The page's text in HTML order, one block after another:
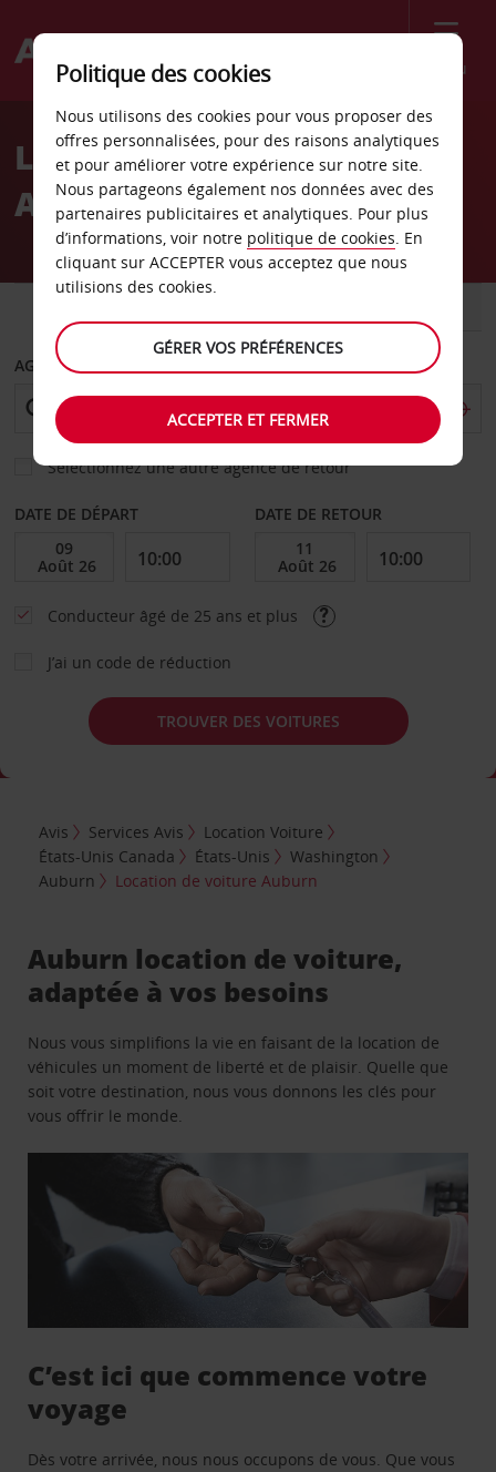
Menu
Welcome
AvisLocation de voiture
Auburn
AGENCE DE DÉPART
Sélectionnez une autre agence de retour
DATE DE DÉPART DATE DE RETOUR
Conducteur âgé de 25 ans et plus
J’ai un code de réduction
TROUVER DES VOITURES
Avis Services Avis
Location Voiture
États-Unis Canada
États-Unis
Washington
Auburn
Location de voiture Auburn
Auburn location de voiture,
adaptée à vos besoins
Nous vous simplifions la vie en faisant de la location de
véhicules un moment de liberté et de plaisir. Quelle que
soit votre destination, nous vous donnons les clés pour
vous offrir le monde.
C’est ici que commence votre
voyage
Dès votre arrivée, nous nous occupons de vous. Que vous
Politique des cookies
Nous utilisons des cookies pour vous proposer des
offres personnalisées, pour des raisons analytiques
et pour améliorer votre expérience sur notre site.
Nous partageons également nos données avec des
partenaires publicitaires et analytiques. Pour plus
d’informations, voir notre politique de cookies. En
cliquant sur ACCEPTER vous acceptez que nous
utilisions des cookies.
GÉRER VOS PRÉFÉRENCES
ACCEPTER ET FERMER